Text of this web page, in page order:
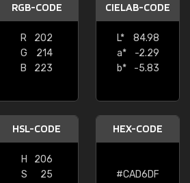
RGB-CODE
R
202
G
214
B
223
CIELAB-CODE
L*
84.98
a*
-2.29
b*
-5.83
HSL-CODE
H
206
S
25
HEX-CODE
#CAD6DF